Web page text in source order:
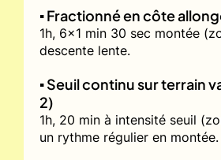
▪️ Fractionné en côte
1h, 6x1 min 30 sec montée
descente lente.
▪️ Seuil continu sur terrain
2)
1h, 20 min à intensité seuil
un rythme régulier en montée.